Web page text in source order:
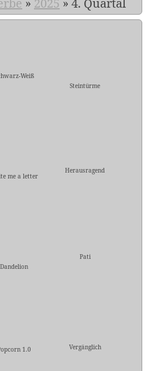
» 2025 » 4. Quartal
Weiß
Steintürme
me a letter
Herausragend
Dandelion
Pati
1.0 Vergänglich